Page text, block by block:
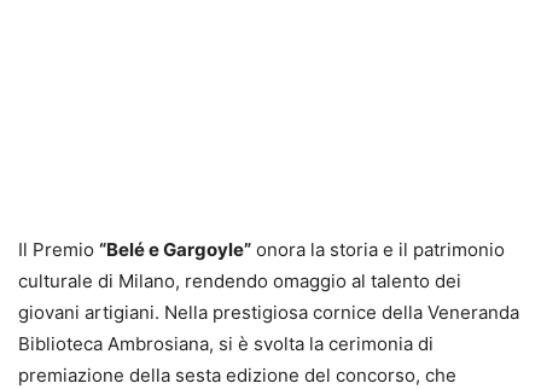
Il Premio “Belé e Gargoyle” onora la storia e il patrimonio
culturale di Milano, rendendo omaggio al talento dei
giovani artigiani. Nella prestigiosa cornice della Veneranda
Biblioteca Ambrosiana, si è svolta la cerimonia di
premiazione della sesta edizione del concorso, che